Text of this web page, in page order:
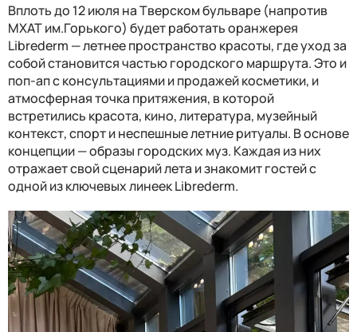
Вплоть до 12 июля на Тверском бульваре (напротив
МХАТ им.Горького) будет работать оранжерея
Librederm — летнее пространство красоты, где уход за
собой становится частью городского маршрута. Это и
поп-ап с консультациями и продажей косметики, и
атмосферная точка притяжения, в которой
встретились красота, кино, литература, музейный
контекст, спорт и неспешные летние ритуалы. В основе
концепции — образы городских муз. Каждая из них
отражает свой сценарий лета и знакомит гостей с
одной из ключевых линеек Librederm.